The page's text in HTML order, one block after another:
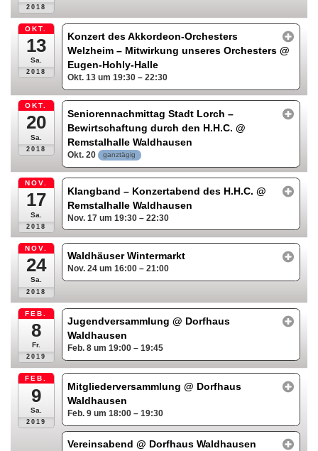
2018
OKT.
13
Sa.
2018
Konzert des Akkordeon-Orchesters
Welzheim – Mitwirkung unseres Orchesters@
Eugen-Hohly-Halle
Okt. 13 um 19:30 – 22:30
OKT.
20
Sa.
2018
Seniorennachmittag Stadt Lorch –
Bewirtschaftung durch den H.H.C.@
Remstalhalle Waldhausen
Okt. 20 ganztägig
NOV.
17
Sa.
2018
Klangband – Konzertabend des H.H.C.@
Remstalhalle Waldhausen
Nov. 17 um 19:30 – 22:30
NOV.
24
Sa.
2018
Waldhäuser Wintermarkt
Nov. 24 um 16:00 – 21:00
FEB.
8
Fr.
2019
Jugendversammlung@ Dorfhaus
Waldhausen
Feb. 8 um 19:00 – 19:45
FEB.
9
Sa.
2019
Mitgliederversammlung@ Dorfhaus
Waldhausen
Feb. 9 um 18:00 – 19:30
Vereinsabend@ Dorfhaus Waldhausen